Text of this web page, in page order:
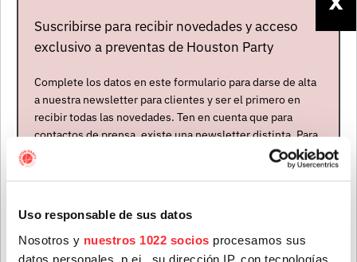
Uso responsable de sus datos
Nosotros y nuestros 1022 socios procesamos sus
datos personales, p.ej., su dirección IP, con tecnologías
de octubre
28 jul. 2026
X
Suscribirse para recibir novedades y acceso
exclusivo a preventas de Houston Party
Complete los datos en este formulario para darse de alta
a nuestra newsletter para clientes y ser el primero en
recibir todas las novedades. Ten en cuenta que para
contactos de prensa, existe una newsletter distinta. Para
formar parte de ella, envíanos un mensaje a